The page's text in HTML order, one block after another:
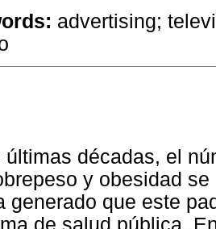
advertising;
últimas décadas, el
y obesidad
generado que este
de salud pública.